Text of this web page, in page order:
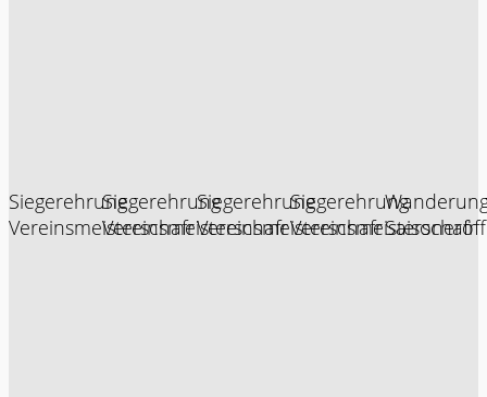
Siegerehrung
Vereinsmeisterschafr
Siegerehrung
Vereinsmeisterschafr
Siegerehrung
Vereinsmeisterschafr
Siegerehrung
Vereinsmeisterschafr